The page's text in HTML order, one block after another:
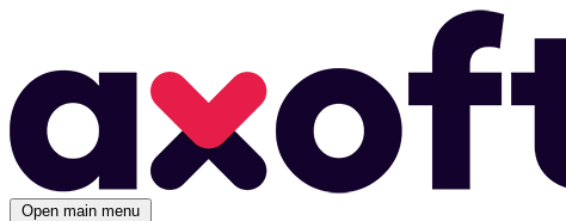
Open main menu